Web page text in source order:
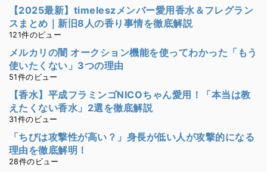
【2025最新】timeleszメンバー愛用香水＆フレグラン
スまとめ｜新旧8人の香り事情を徹底解説
121件のビュー
メルカリの闇 オークション機能を使ってわかった「もう
使いたくない」3つの理由
51件のビュー
【香水】平成フラミンゴNICOちゃん愛用！「本当は教
えたくない香水」2選を徹底解説
31件のビュー
「ちびは攻撃性が高い？」身長が低い人が攻撃的になる
理由を徹底解明！
28件のビュー